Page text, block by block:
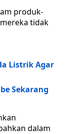
produk-
tidak
Listrik Agar
Sekarang
dalam